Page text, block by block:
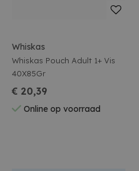
Whiskas
Whiskas Pouch Adult 1+ Vis
40X85Gr
€ 20,39
Online op voorraad